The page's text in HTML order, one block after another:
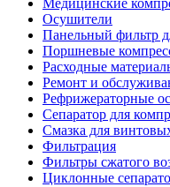
Медицинские
Осушители
Панельный фильтр
Поршневые
Расходные
Ремонт и
Рефрижераторные
Сепаратор для
Смазка для
Фильтрация
Фильтры сжатого
Циклонные